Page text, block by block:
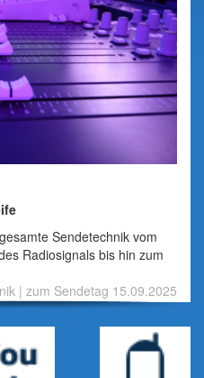
Sendetechnik vom
Radiosignals bis hin zum
| zum Sendetag 15.09.2025